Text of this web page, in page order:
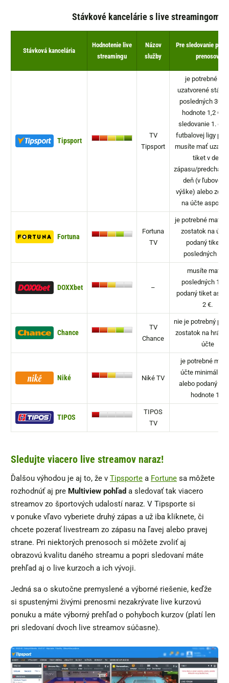
Stávkové kancelárie s live streamingom
Stávková kancelária
Hodnotenie live
streamingu
Názov
služby
Pre sledovanie
prenosov
Tipsport
TV
Tipsport
je potrebné
uzatvorené
posledných 30
hodnote 1,2 €.
sledovanie 1.
futbalovej ligy
musíte mať
tiket v deň
zápasu/
deň (v
výške) alebo
na účte aspoň 4
Fortuna
Fortuna
TV
je potrebné mať
zostatok na
podaný tiket za
posledných 7
DOXXbet –
musíte mať za
posledných 14
podaný tiket
2 €.
Chance
TV
Chance
nie je potrebný
zostatok na
účte
Niké Niké TV
je potrebné mať
účte minimálne
alebo podaný
hodnote 1 €
TIPOS
TIPOS
TV
Sledujte viacero live streamov naraz!
Ďalšou výhodou je aj to, že v Tipsporte a Fortune sa môžete
rozhodnúť aj pre Multiview pohľad a sledovať tak viacero
streamov zo športových udalostí naraz. V Tipsporte si
v ponuke vľavo vyberiete druhý zápas a už iba kliknete, či
chcete pozerať livestream zo zápasu na ľavej alebo pravej
strane. Pri niektorých prenosoch si môžete zvoliť aj
obrazovú kvalitu daného streamu a popri sledovaní máte
prehľad aj o live kurzoch a ich vývoji.
Jedná sa o skutočne premyslené a výborné riešenie, keďže
si spustenými živými prenosmi nezakrývate live kurzovú
ponuku a máte výborný prehľad o pohyboch kurzov (platí len
pri sledovaní dvoch live streamov súčasne).